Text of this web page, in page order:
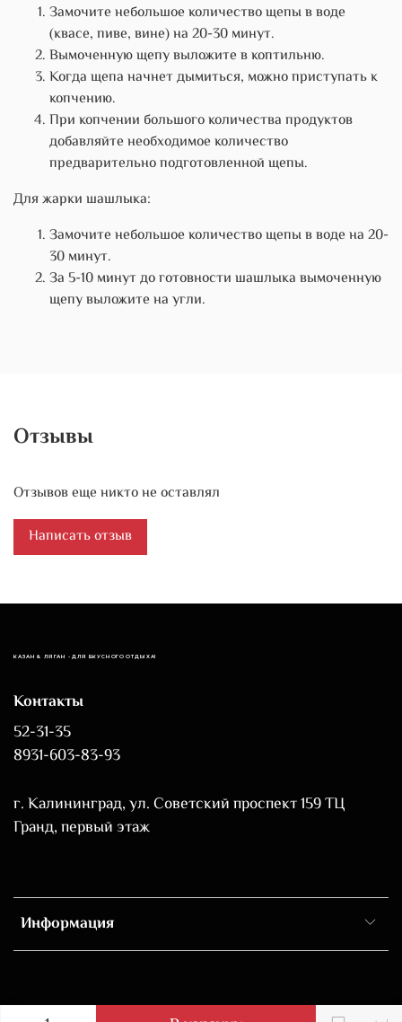
Замочите небольшое количество щепы в воде
(квасе, пиве, вине) на 20-30 минут.
Вымоченную щепу выложите в коптильню.
Когда щепа начнет дымиться, можно приступать к
копчению.
При копчении большого количества продуктов
добавляйте необходимое количество
предварительно подготовленной щепы.
Для жарки шашлыка:
Замочите небольшое количество щепы в воде на 20-
30 минут.
За 5-10 минут до готовности шашлыка вымоченную
щепу выложите на угли.
Отзывы
Отзывов еще никто не оставлял
Написать отзыв
КАЗАН & ЛЯГАН - ДЛЯ ВКУСНОГО ОТДЫХА!
Информация
Контакты
52-31-35
8931-603-83-93
г. Калининград, ул. Советский проспект 159 ТЦ
Гранд, первый этаж